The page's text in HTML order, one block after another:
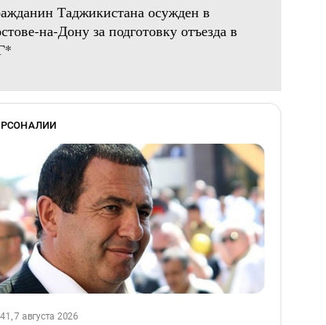
Таджикистана осужден в
на-Дону за подготовку отъезда в
7 августа 2026